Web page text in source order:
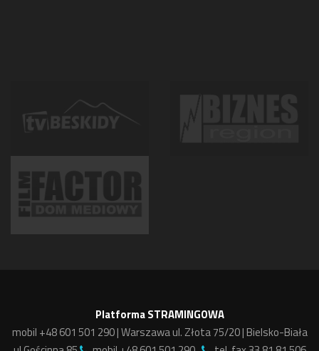
Platforma STRAMINGOWA
mobil +48 601 501 290 | Warszawa ul. Złota 75/20 | Bielsko-Biała